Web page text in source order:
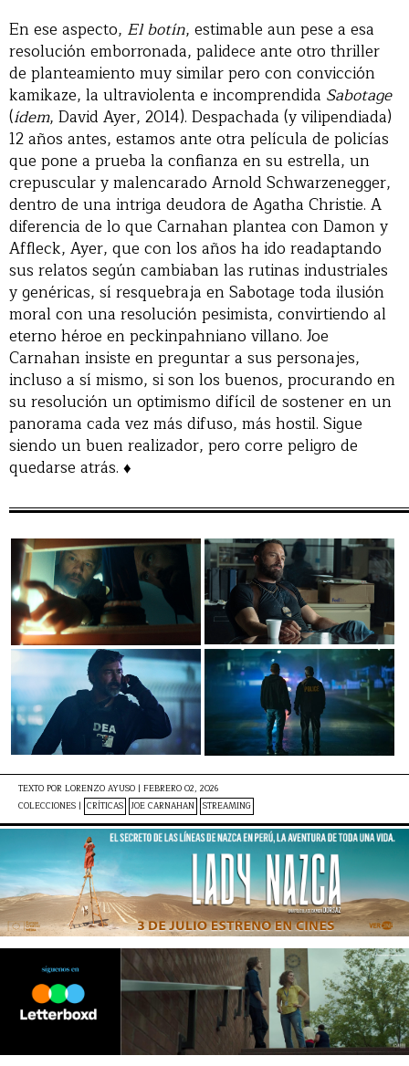
En ese aspecto, El botín, estimable aun pese a esa
resolución emborronada, palidece ante otro thriller
de planteamiento muy similar pero con convicción
kamikaze, la ultraviolenta e incomprendida Sabotage
(ídem, David Ayer, 2014). Despachada (y vilipendiada)
12 años antes, estamos ante otra película de policías
que pone a prueba la confianza en su estrella, un
crepuscular y malencarado Arnold Schwarzenegger,
dentro de una intriga deudora de Agatha Christie. A
diferencia de lo que Carnahan plantea con Damon y
Affleck, Ayer, que con los años ha ido readaptando
sus relatos según cambiaban las rutinas industriales
y genéricas, sí resquebraja en Sabotage toda ilusión
moral con una resolución pesimista, convirtiendo al
eterno héroe en peckinpahniano villano. Joe
Carnahan insiste en preguntar a sus personajes,
incluso a sí mismo, si son los buenos, procurando en
su resolución un optimismo difícil de sostener en un
panorama cada vez más difuso, más hostil. Sigue
siendo un buen realizador, pero corre peligro de
quedarse atrás. ♦
TEXTO POR LORENZO AYUSO | FEBRERO 02, 2026
COLECCIONES | CRÍTICAS JOE CARNAHAN STREAMING